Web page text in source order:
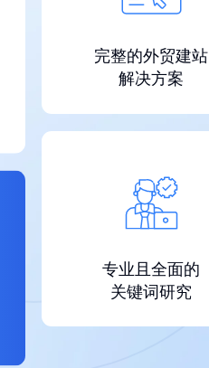
完整的外贸建站
解决方案
专业且全面的
关键词研究